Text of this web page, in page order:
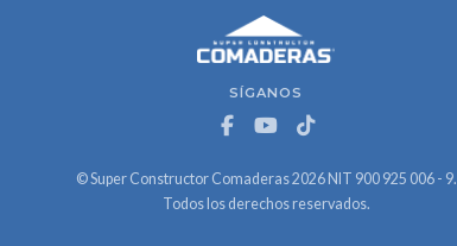
SÍGANOS
© Super Constructor Comaderas 2026 NIT 900 925 006 - 9.
Todos los derechos reservados.